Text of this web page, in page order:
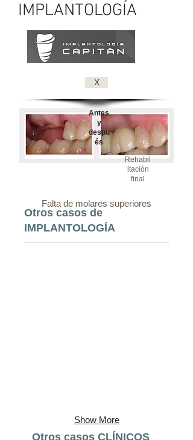
IMPLANTOLOGÍA
X
Antes
y
despu
és
Rehabil
itación
final
Falta de molares superiores
Otros casos de
IMPLANTOLOGÍA
Show More
Otros casos CLÍNICOS